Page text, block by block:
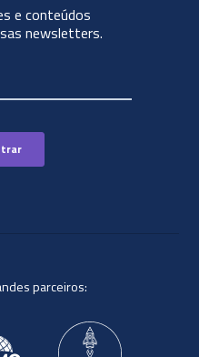
e conteúdos
newsletters.
parceiros: